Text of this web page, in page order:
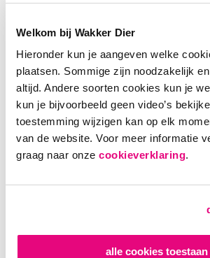
Welkom bij Wakker Dier
Hieronder kun je aangeven welke
plaatsen. Sommige zijn noodzakelijk
altijd. Andere soorten cookies kun je
kun je bijvoorbeeld geen video’s
toestemming wijzigen kan op elk
van de website. Voor meer informatie
graag naar onze cookieverklaring.
alle cookies toestaan
Application error: a client-side exception